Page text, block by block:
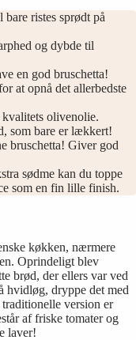
ristes sprødt på
og dybde til
en god bruschetta!
at opnå det allerbedste
olivenolie.
som bare er lækkert!
bruschetta! Giver god
sødme kan du toppe
som en fin lille finish.
køkken, nærmere
Oprindeligt blev
brød, der ellers var ved
hvidløg, dryppe det med
version er
af friske tomater og
laver!